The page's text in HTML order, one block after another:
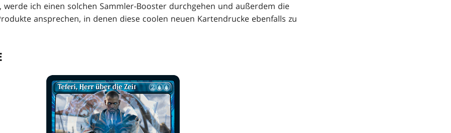
ich einen solchen Sammler-Booster durchgehen und außerdem die
ansprechen, in denen diese coolen neuen Kartendrucke ebenfalls zu